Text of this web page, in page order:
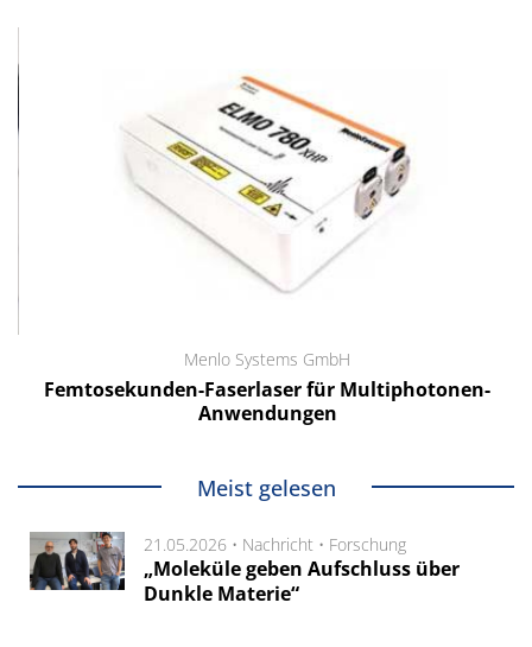
Menlo Systems GmbH
Femtosekunden-Faserlaser für Multiphotonen-
Anwendungen
Meist gelesen
21.05.2026 • Nachricht • Forschung
„Moleküle geben Aufschluss über
Dunkle Materie“